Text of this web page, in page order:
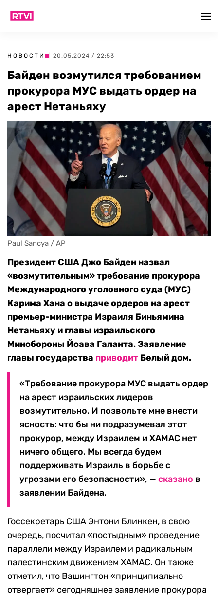
НОВОСТИ | 20.05.2024 / 22:53
Байден возмутился требованием
прокурора МУС выдать ордер на
арест Нетаньяху
Paul Sancya / AP
Президент США Джо Байден назвал
«возмутительным» требование прокурора
Международного уголовного суда (МУС)
Карима Хана о выдаче ордеров на арест
премьер-министра Израиля Биньямина
Нетаньяху и главы израильского
Минобороны Йоава Галанта. Заявление
главы государства приводит Белый дом.
«Требование прокурора МУС выдать ордер
на арест израильских лидеров
возмутительно. И позвольте мне внести
ясность: что бы ни подразумевал этот
прокурор, между Израилем и ХАМАС нет
ничего общего. Мы всегда будем
поддерживать Израиль в борьбе с
угрозами его безопасности», — сказано в
заявлении Байдена.
Госсекретарь США Энтони Блинкен, в свою
очередь, посчитал «постыдным» проведение
параллели между Израилем и радикальным
палестинским движением ХАМАС. Он также
отметил, что Вашингтон «принципиально
отвергает» сегодняшнее заявление прокурора